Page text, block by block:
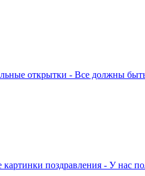
открытки - Все должны
картинки поздравления - У нас